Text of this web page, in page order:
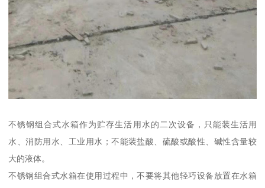
不锈钢组合式水箱作为贮存生活用水的二次设备，只能装生活用
水、消防用水、工业用水；不能装盐酸、硫酸或酸性、碱性含量较
大的液体。
不锈钢组合式水箱在使用过程中，不要将其他轻巧设备放置在水箱